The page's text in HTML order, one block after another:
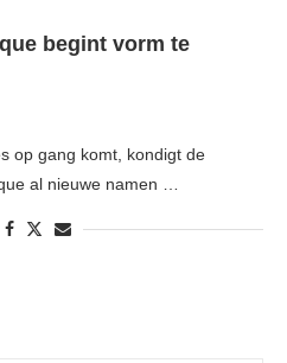
begint vorm te
op gang komt, kondigt de
al nieuwe namen …